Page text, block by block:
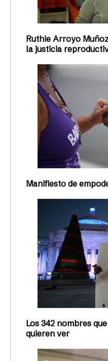
Ruthie Arroyo
la justicia
Manifiesto de
Los 342 nombres
quieren ver